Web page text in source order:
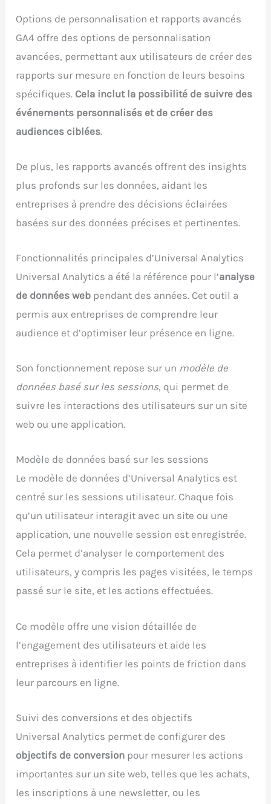
Options de personnalisation et rapports avancés
GA4 offre des options de personnalisation
avancées, permettant aux utilisateurs de créer des
rapports sur mesure en fonction de leurs besoins
spécifiques. Cela inclut la possibilité de suivre des
événements personnalisés et de créer des
audiences ciblées.
De plus, les rapports avancés offrent des insights
plus profonds sur les données, aidant les
entreprises à prendre des décisions éclairées
basées sur des données précises et pertinentes.
Fonctionnalités principales d’Universal Analytics
Universal Analytics a été la référence pour l’analyse
de données web pendant des années. Cet outil a
permis aux entreprises de comprendre leur
audience et d’optimiser leur présence en ligne.
Son fonctionnement repose sur un modèle de
données basé sur les sessions, qui permet de
suivre les interactions des utilisateurs sur un site
web ou une application.
Modèle de données basé sur les sessions
Le modèle de données d’Universal Analytics est
centré sur les sessions utilisateur. Chaque fois
qu’un utilisateur interagit avec un site ou une
application, une nouvelle session est enregistrée.
Cela permet d’analyser le comportement des
utilisateurs, y compris les pages visitées, le temps
passé sur le site, et les actions effectuées.
Ce modèle offre une vision détaillée de
l’engagement des utilisateurs et aide les
entreprises à identifier les points de friction dans
leur parcours en ligne.
Suivi des conversions et des objectifs
Universal Analytics permet de configurer des
objectifs de conversion pour mesurer les actions
importantes sur un site web, telles que les achats,
les inscriptions à une newsletter, ou les